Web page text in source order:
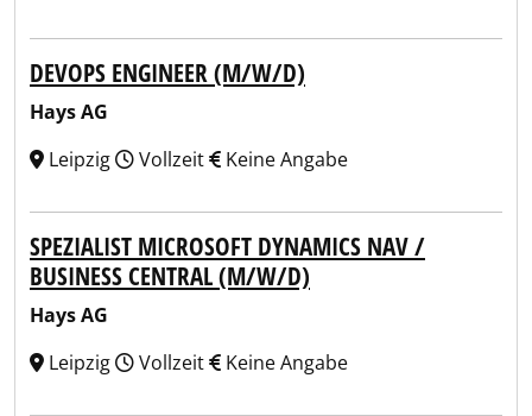
DEVOPS ENGINEER (M/W/D)
Hays AG
Leipzig
Vollzeit Keine Angabe
SPEZIALIST MICROSOFT DYNAMICS NAV /
BUSINESS CENTRAL (M/W/D)
Hays AG
Leipzig
Vollzeit Keine Angabe